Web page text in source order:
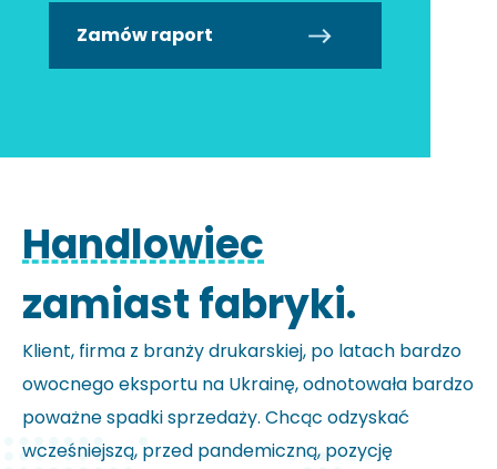
Zamów raport
Handlowiec
zamiast fabryki.
Klient, firma z branży drukarskiej, po latach bardzo
owocnego eksportu na Ukrainę, odnotowała bardzo
poważne spadki sprzedaży. Chcąc odzyskać
wcześniejszą, przed pandemiczną, pozycję